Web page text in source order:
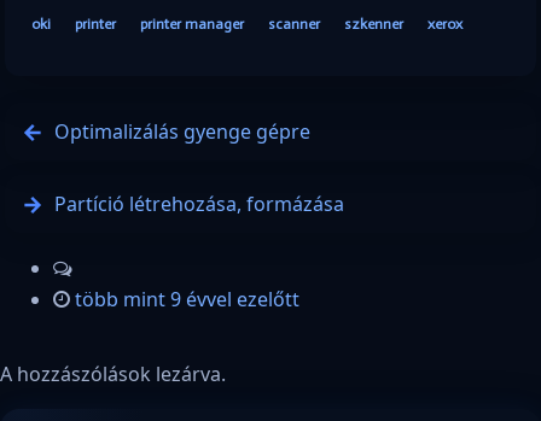
oki printer printer manager scanner szkenner xerox
Optimalizálás gyenge gépre
Partíció létrehozása, formázása
több mint 9 évvel ezelőtt
A hozzászólások lezárva.